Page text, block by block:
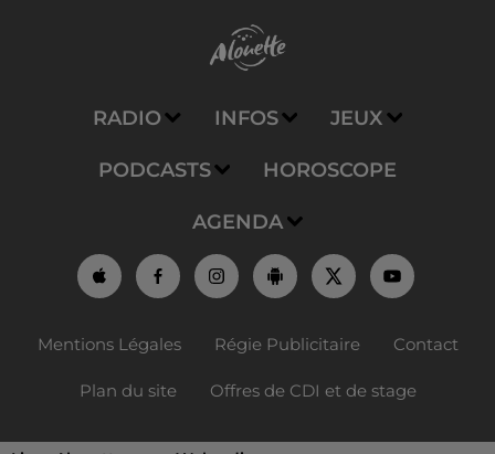
RADIO INFOS JEUX
PODCASTS HOROSCOPE
AGENDA
Mentions Légales Régie Publicitaire Contact
Plan du site Offres de CDI et de stage